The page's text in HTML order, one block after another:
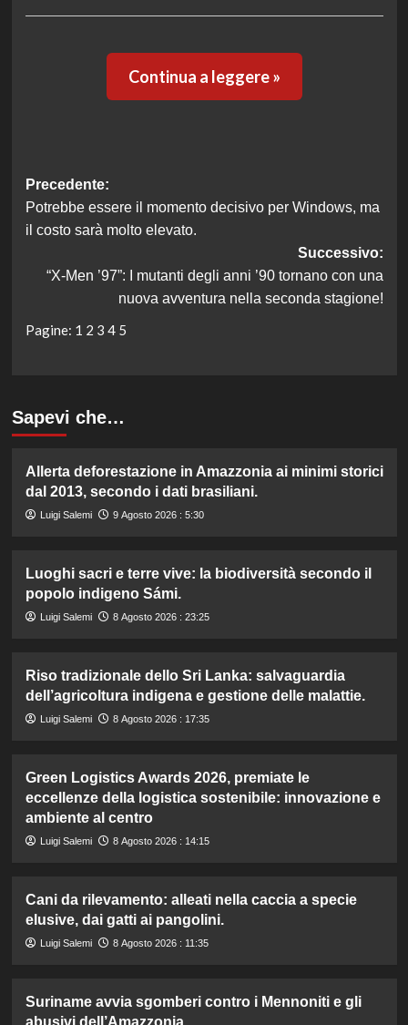
Continua a leggere »
Navigazione
articolo
Precedente:
Potrebbe essere il momento decisivo per Windows, ma
il costo sarà molto elevato.
Successivo:
“X-Men ’97”: I mutanti degli anni ’90 tornano con una
nuova avventura nella seconda stagione!
Pagine: 1 2 3 4 5
Sapevi che…
Allerta deforestazione in Amazzonia ai minimi storici
dal 2013, secondo i dati brasiliani.
Luigi Salemi 9 Agosto 2026 : 5:30
Luoghi sacri e terre vive: la biodiversità secondo il
popolo indigeno Sámi.
Luigi Salemi 8 Agosto 2026 : 23:25
Riso tradizionale dello Sri Lanka: salvaguardia
dell’agricoltura indigena e gestione delle malattie.
Luigi Salemi 8 Agosto 2026 : 17:35
Green Logistics Awards 2026, premiate le
eccellenze della logistica sostenibile: innovazione e
ambiente al centro
Luigi Salemi 8 Agosto 2026 : 14:15
Cani da rilevamento: alleati nella caccia a specie
elusive, dai gatti ai pangolini.
Luigi Salemi 8 Agosto 2026 : 11:35
Suriname avvia sgomberi contro i Mennoniti e gli
abusivi dell’Amazzonia.